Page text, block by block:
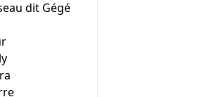
dit Gégé